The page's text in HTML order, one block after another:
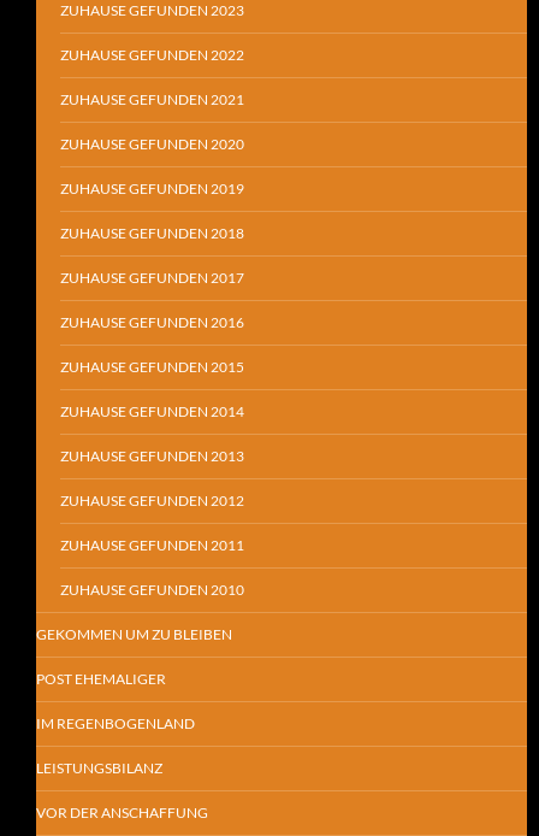
ZUHAUSE GEFUNDEN 2023
ZUHAUSE GEFUNDEN 2022
ZUHAUSE GEFUNDEN 2021
ZUHAUSE GEFUNDEN 2020
ZUHAUSE GEFUNDEN 2019
ZUHAUSE GEFUNDEN 2018
ZUHAUSE GEFUNDEN 2017
ZUHAUSE GEFUNDEN 2016
ZUHAUSE GEFUNDEN 2015
ZUHAUSE GEFUNDEN 2014
ZUHAUSE GEFUNDEN 2013
ZUHAUSE GEFUNDEN 2012
ZUHAUSE GEFUNDEN 2011
ZUHAUSE GEFUNDEN 2010
GEKOMMEN UM ZU BLEIBEN
POST EHEMALIGER
IM REGENBOGENLAND
LEISTUNGSBILANZ
VOR DER ANSCHAFFUNG